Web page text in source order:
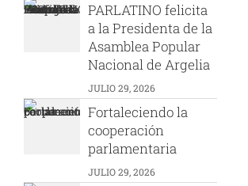
PARLATINO felicita
a la Presidenta de la
Asamblea Popular
Nacional de Argelia
JULIO 29, 2026
Fortaleciendo la
cooperación
parlamentaria
JULIO 29, 2026